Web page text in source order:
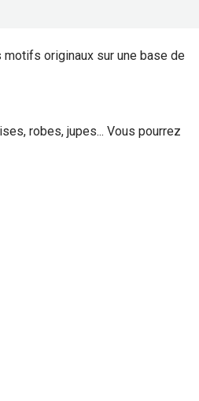
originaux sur une base de
robes, jupes... Vous pourrez